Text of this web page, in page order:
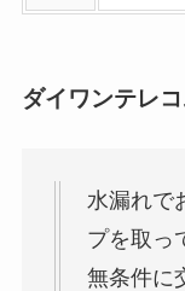
ダイワンテレ
水漏れで
プを取っ
無条件に